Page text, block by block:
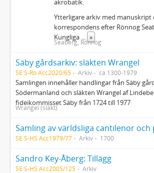
akrobatik.
Ytterligare arkiv med manuskript
korrespondens efter Rönnog
Kungliga ... »
Seaberg, Rönnog
Säby gårdsarkiv: släkten Wrangel
SE S-Ro Acc2020/65 Arkiv ca 1300-1979
Samlingen innehåller handlingar från Säby
Södermanland och släkten Wrangel af
fideikommisset Säby från 1724 till 1977
Wrangel (släkt)
SE S-HS Acc1979/77 Arkiv 1700
Sandro Key-Åberg: Tillägg
SE S-HS Acc2005/125 Arkiv